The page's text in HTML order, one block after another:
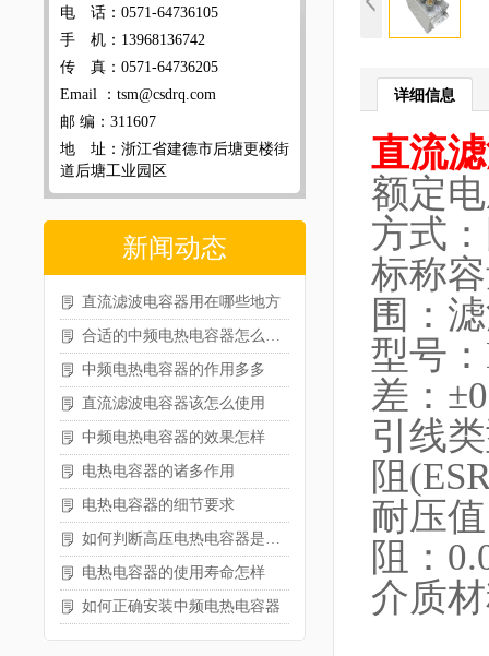
电 话：0571-64736105
手 机：13968136742
传 真：0571-64736205
Email ：tsm@csdrq.com
邮 编：311607
地 址：浙江省建德市后塘更楼街
道后塘工业园区
新闻动态
直流滤波电容器用在哪些地方
合适的中频电热电容器怎么选型
中频电热电容器的作用多多
直流滤波电容器该怎么使用
中频电热电容器的效果怎样
电热电容器的诸多作用
电热电容器的细节要求
如何判断高压电热电容器是否损坏
电热电容器的使用寿命怎样
如何正确安装中频电热电容器
详细信息
直流
额定
方式
标称
围：
型号
差：
引线
阻
耐压
阻：
介质